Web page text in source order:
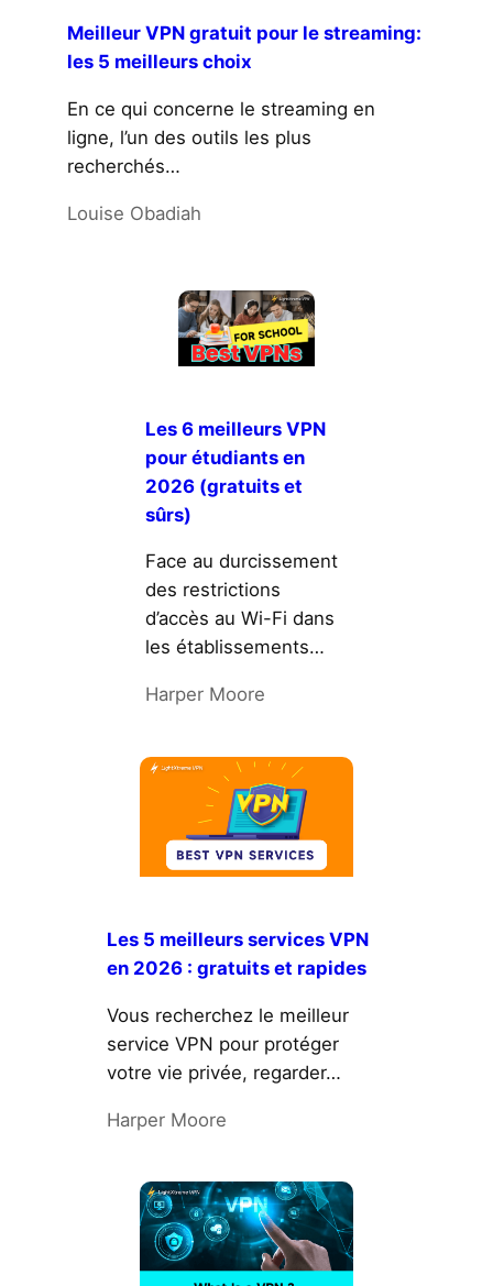
Meilleur VPN gratuit pour le streaming:
les 5 meilleurs choix
En ce qui concerne le streaming en
ligne, l’un des outils les plus
recherchés…
Louise Obadiah
Les 6 meilleurs VPN
pour étudiants en
2026 (gratuits et
sûrs)
Face au durcissement
des restrictions
d’accès au Wi-Fi dans
les établissements…
Harper Moore
Les 5 meilleurs services VPN
en 2026 : gratuits et rapides
Vous recherchez le meilleur
service VPN pour protéger
votre vie privée, regarder…
Harper Moore